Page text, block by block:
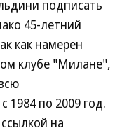
подписать
45-летний
как намерен
клубе "Милане",
1984 по 2009 год.
на